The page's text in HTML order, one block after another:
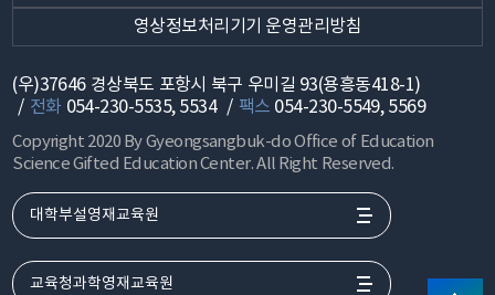
영상정보처리기기 운영관리방침
(우)37646 경상북도 포항시 북구 우미길 93(용흥동418-1)
전화054-230-5535, 5534 팩스 054-230-5549, 5569
Copyright 2020 By Gyeongsangbuk-do Office of Education
Science Gifted Education Center. All Right Reserved.
대학부설영재교육원
교육청과학영재교육원